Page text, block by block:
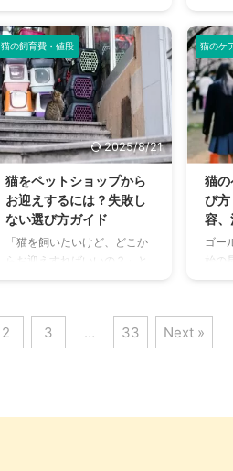
ど、日々の5つのチェック項
目を習慣化すべ ...
イル
疫力
ても大丈夫なのかな？」 食卓
に並んだブロッコリーを前
に、愛猫がクンクンと匂いを
嗅いでいたら、そう考えてし
まいますよね。 ブロッコリー
は栄養豊富な野菜として知ら
れていますが、猫にとっては
どうなのでしょうか。 この記
事では、猫がブロッコリーを
食べても良いのかどうか、そ
して安全に与えるための正し
い方法や注意点を詳しく解説
します。 ブロッコリーを愛猫
に与えたいと考えている飼い
食べら ...
な？
に、
て不
せん
温調
まざ
この
なる
態と
とい
処法
知っ
やす
の結
いる
猫の飼育費・値段
2025/8/21
猫をペットショップから
お迎えするには？失敗し
ない選び方ガイド
「猫を飼いたいけど、どこか
らお迎えすればいいの？」と
悩んでいる方は多いのではな
える方法はさまざまですが、
ペットショップは、実際に猫
と触れ合い、気軽に相談でき
猫のケ
猫
び
容
ゴー
始の
家を
多い
め、
2 3 … 33 Next »